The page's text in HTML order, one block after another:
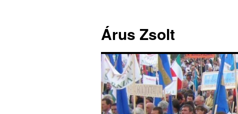
Árus Zsolt